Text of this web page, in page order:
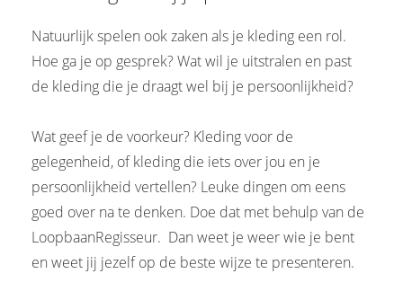
Natuurlijk spelen ook zaken als je kleding een rol.
Hoe ga je op gesprek? Wat wil je uitstralen en past
de kleding die je draagt wel bij je persoonlijkheid?
Wat geef je de voorkeur? Kleding voor de
gelegenheid, of kleding die iets over jou en je
persoonlijkheid vertellen? Leuke dingen om eens
goed over na te denken. Doe dat met behulp van de
LoopbaanRegisseur. Dan weet je weer wie je bent
en weet jij jezelf op de beste wijze te presenteren.